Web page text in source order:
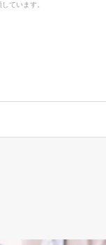
ています。